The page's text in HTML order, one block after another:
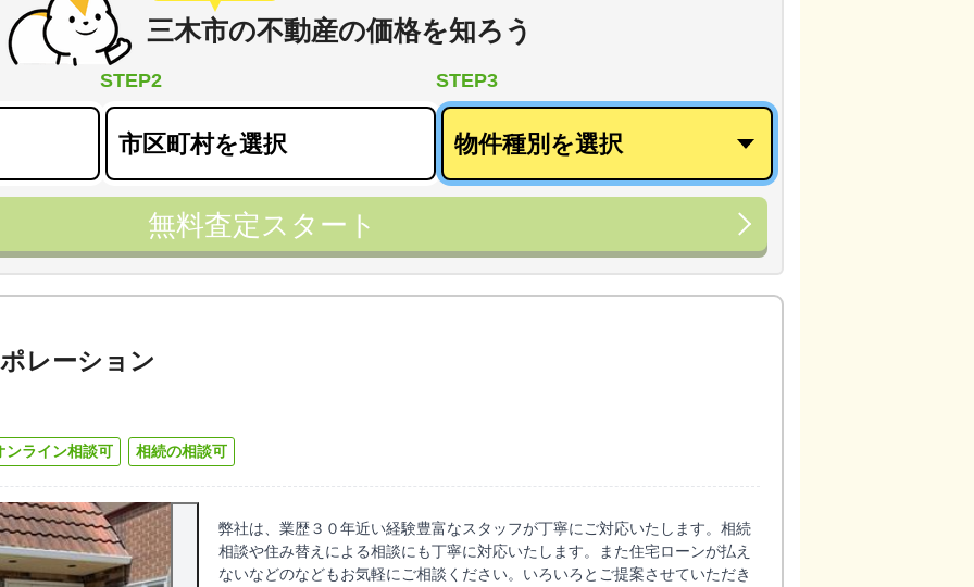
三木市の不動産の価格を知ろう
STEP2 STEP3
無料査定スタート
レーション
ンライン相談可 相続の相談可
弊社は、業歴３０年近い経験豊富なスタッフが丁寧にご対応いたします。相続
相談や住み替えによる相談にも丁寧に対応いたします。また住宅ローンが払え
ないなどのなどもお気軽にご相談ください。いろいろとご提案させていただき